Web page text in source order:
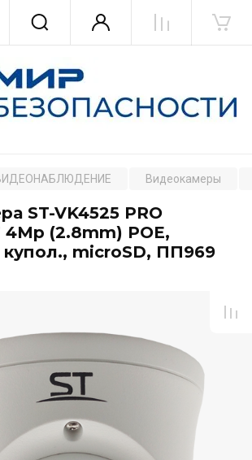
Видеокамеры
ST-VK4525 PRO
4Mp (2.8mm) POE,
microSD, ПП969